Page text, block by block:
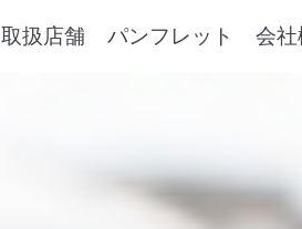
取扱店舗 パンフレット 会社